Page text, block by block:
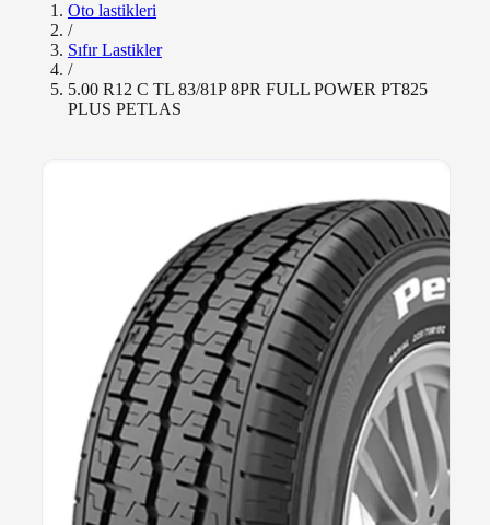
Oto lastikleri
/
Sıfır Lastikler
/
5.00 R12 C TL 83/81P 8PR FULL POWER PT825
PLUS PETLAS